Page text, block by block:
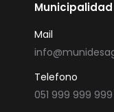
Mail
Telefono
051 999 999 999